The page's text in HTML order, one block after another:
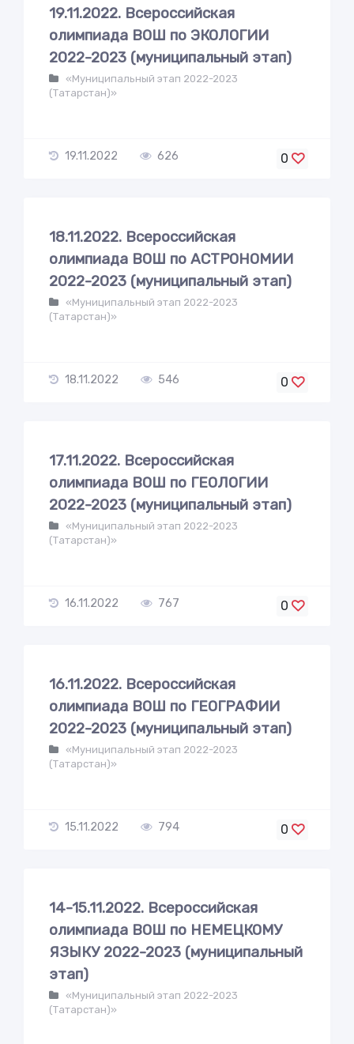
19.11.2022. Всероссийская
олимпиада ВОШ по ЭКОЛОГИИ
2022-2023 (муниципальный этап)
«Муниципальный этап 2022-2023
(Татарстан)»
19.11.2022 626 0
18.11.2022. Всероссийская
олимпиада ВОШ по АСТРОНОМИИ
2022-2023 (муниципальный этап)
«Муниципальный этап 2022-2023
(Татарстан)»
18.11.2022 546 0
17.11.2022. Всероссийская
олимпиада ВОШ по ГЕОЛОГИИ
2022-2023 (муниципальный этап)
«Муниципальный этап 2022-2023
(Татарстан)»
16.11.2022 767 0
16.11.2022. Всероссийская
олимпиада ВОШ по ГЕОГРАФИИ
2022-2023 (муниципальный этап)
«Муниципальный этап 2022-2023
(Татарстан)»
15.11.2022 794 0
14-15.11.2022. Всероссийская
олимпиада ВОШ по НЕМЕЦКОМУ
ЯЗЫКУ 2022-2023 (муниципальный
этап)
«Муниципальный этап 2022-2023
(Татарстан)»